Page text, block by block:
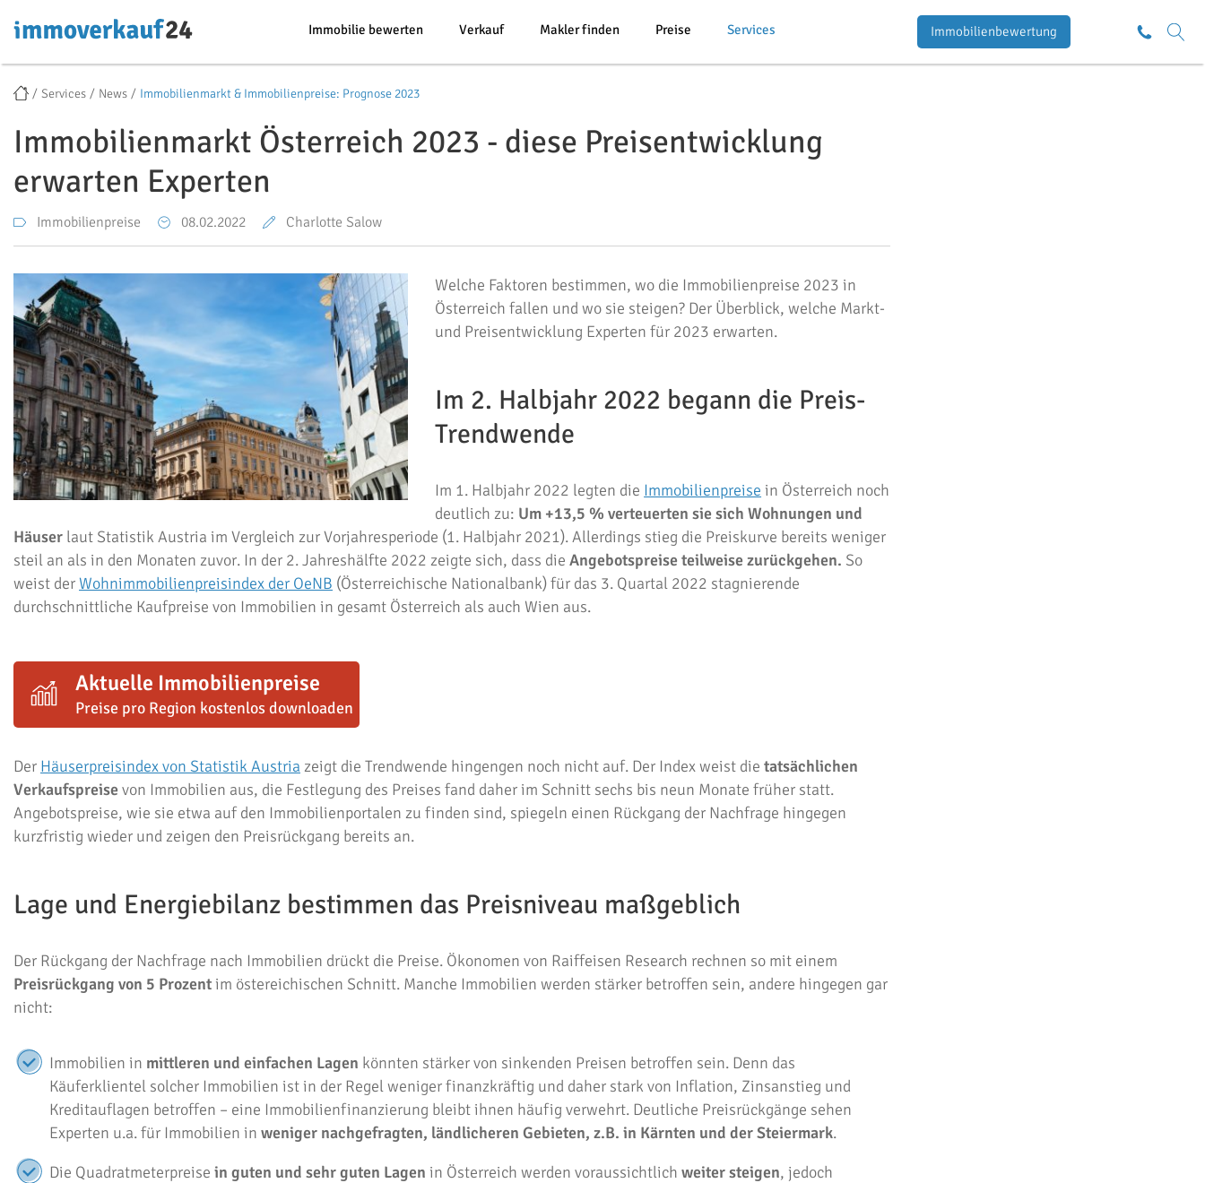
Immobilie bewerten Verkauf Makler finden Preise Services Immobilienbewertung
Services News Immobilienmarkt & Immobilienpreise: Prognose 2023
Immobilienmarkt Österreich 2023 - diese Preisentwicklung
erwarten Experten
Immobilienpreise 08.02.2022 Charlotte Salow
Welche Faktoren bestimmen, wo die Immobilienpreise 2023 in
Österreich fallen und wo sie steigen? Der Überblick, welche Markt-
und Preisentwicklung Experten für 2023 erwarten.
Im 2. Halbjahr 2022 begann die Preis-
Trendwende
Im 1. Halbjahr 2022 legten die Immobilienpreise in Österreich noch
deutlich zu: Um +13,5 % verteuerten sie sich Wohnungen und
Häuser laut Statistik Austria im Vergleich zur Vorjahresperiode (1. Halbjahr 2021). Allerdings stieg die Preiskurve bereits weniger
steil an als in den Monaten zuvor. In der 2. Jahreshälfte 2022 zeigte sich, dass die Angebotspreise teilweise zurückgehen. So
weist derWohnimmobilienpreisindex der OeNB (Österreichische Nationalbank) für das 3. Quartal 2022 stagnierende
durchschnittliche Kaufpreise von Immobilien in gesamt Österreich als auch Wien aus.
Aktuelle Immobilienpreise
Preise pro Region kostenlos downloaden
Der Häuserpreisindex von Statistik Austria zeigt die Trendwende hingengen noch nicht auf. Der Index weist die tatsächlichen
Verkaufspreisevon Immobilien aus, die Festlegung des Preises fand daher im Schnitt sechs bis neun Monate früher statt.
Angebotspreise, wie sie etwa auf den Immobilienportalen zu finden sind, spiegeln einen Rückgang der Nachfrage hingegen
kurzfristig wieder und zeigen den Preisrückgang bereits an.
Lage und Energiebilanz bestimmen das Preisniveau maßgeblich
Der Rückgang der Nachfrage nach Immobilien drückt die Preise. Ökonomen von Raiffeisen Research rechnen so mit einem
Preisrückgang von 5 Prozent im östereichischen Schnitt. Manche Immobilien werden stärker betroffen sein, andere hingegen gar
nicht:
Immobilien in mittleren und einfachen Lagen könnten stärker von sinkenden Preisen betroffen sein. Denn das
Käuferklientel solcher Immobilien ist in der Regel weniger finanzkräftig und daher stark von Inflation, Zinsanstieg und
Kreditauflagen betroffen – eine Immobilienfinanzierung bleibt ihnen häufig verwehrt. Deutliche Preisrückgänge sehen
Experten u.a. für Immobilien in weniger nachgefragten, ländlicheren Gebieten, z.B. in Kärnten und der Steiermark.
Die Quadratmeterpreise in guten und sehr guten Lagen in Österreich werden voraussichtlich weiter steigen, jedoch